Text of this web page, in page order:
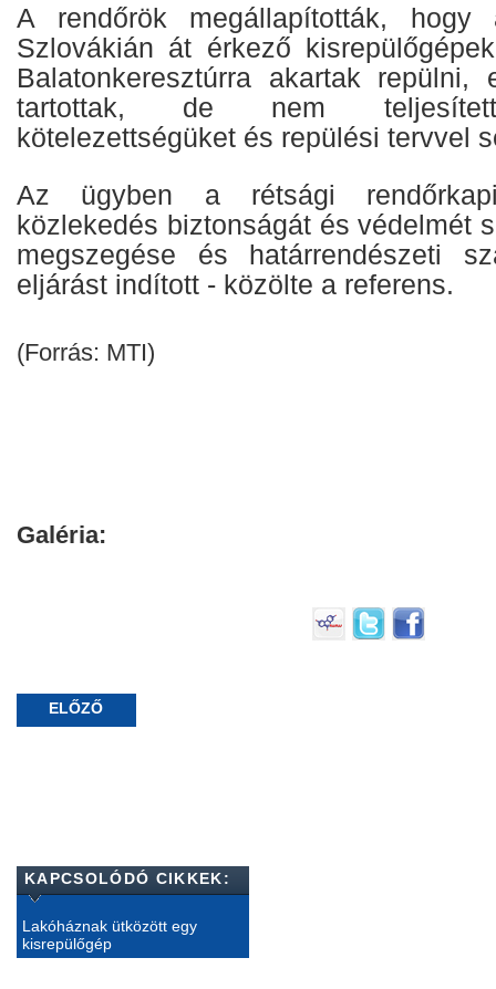
A rendőrök megállapították, hogy
Szlovákián át érkező
Balatonkeresztúrra akartak repülni,
tartottak, de nem
kötelezettségüket és repülési tervvel
Az ügyben a rétsági
közlekedés biztonságát és védelmét
megszegése és határrendészeti
eljárást indított - közölte a referens.
(Forrás: MTI)
Galéria:
ELŐZŐ
KAPCSOLÓDÓ CIKKEK:
Lakóháznak ütközött egy
kisrepülőgép